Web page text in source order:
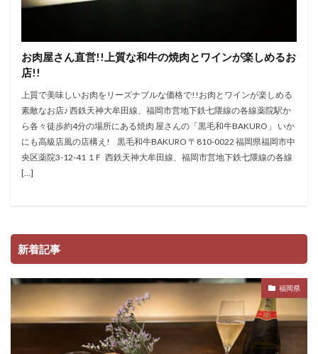
お肉屋さん直営!!上質な和牛の焼肉とワインが楽しめるお
店!!
上質で美味しいお肉をリーズナブルな価格で!!お肉とワインが楽しめる
素敵なお店♪ 西鉄天神大牟田線、福岡市営地下鉄七隈線の各線薬院駅か
ら各々徒歩約4分の場所にある焼肉 屋さんの「黒毛和牛BAKURO」 いか
にも高級店風の店構え! 黒毛和牛BAKURO 〒810-0022 福岡県福岡市中
央区薬院3-12-41 １F 西鉄天神大牟田線、福岡市営地下鉄七隈線の各線
[…]
新着記事
福岡県